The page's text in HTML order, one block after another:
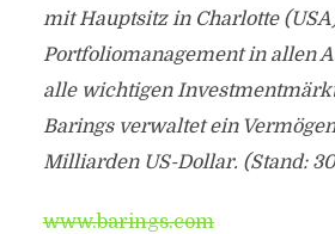
mit Hauptsitz in Charlotte
Portfoliomanagement in allen
alle wichtigen
Barings verwaltet ein
Milliarden US-Dollar. (Stand:
www.barings.com